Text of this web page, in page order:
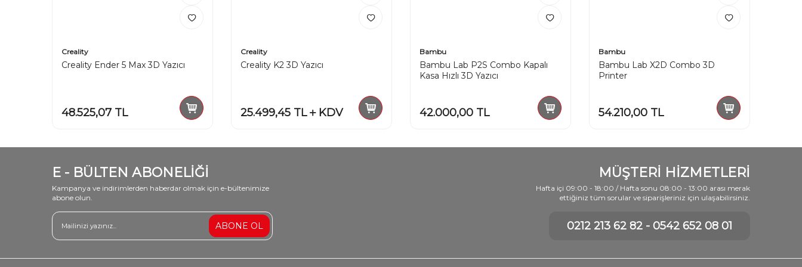
Creality
Creality Ender 5 Max 3D Yazıcı
48.525,07 TL
Creality
Creality K2 3D Yazıcı
25.499,45 TL KDV
Bambu
Bambu Lab P2S Combo Kapalı
Kasa Hızlı 3D Yazıcı
42.000,00 TL
Bambu
Bambu Lab X2D Combo 3D
Printer
54.210,00 TL
E - BÜLTEN ABONELİĞİ
Kampanya ve indirimlerden haberdar olmak için e-bültenimize
abone olun.
ABONE OL
MÜŞTERİ HİZMETLERİ
Hafta içi 09:00 - 18:00 / Hafta sonu 08:00 - 13:00 arası merak
ettiğiniz tüm sorular ve siparişleriniz için ulaşabilirsiniz.
0212 213 62 82 - 0542 652 08 01